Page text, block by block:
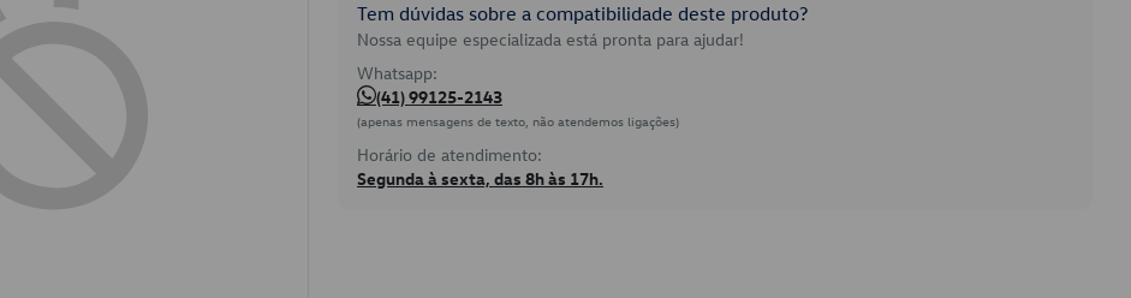
Tem dúvidas sobre a compatibilidade deste produto?
Nossa equipe especializada está pronta para ajudar!
Whatsapp:
(41) 99125-2143
(apenas mensagens de texto, não atendemos ligações)
Horário de atendimento:
Segunda à sexta, das 8h às 17h.